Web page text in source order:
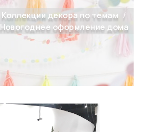
Коллекции декора по темам
Новогоднее оформление дома